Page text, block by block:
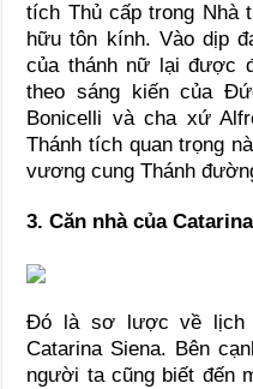
tích Thủ cấp trong Nhà
hữu tôn kính. Vào dịp
của thánh nữ lại được
theo sáng kiến của
Bonicelli và cha xứ
Thánh tích quan trọng
vương cung Thánh
3. Căn nhà của Catarina
Đó là sơ lược về lịch
Catarina Siena. Bên
người ta cũng biết đến